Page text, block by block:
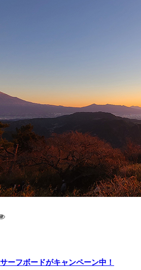
ーフボードがキャンペーン中！